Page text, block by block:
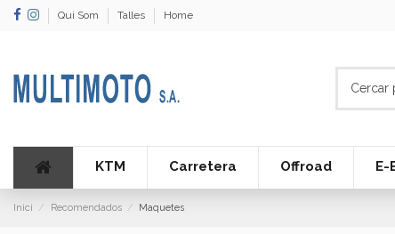
Qui Som Talles Home
KTM Carretera Offroad E-
Inici Recomendados Maquetes